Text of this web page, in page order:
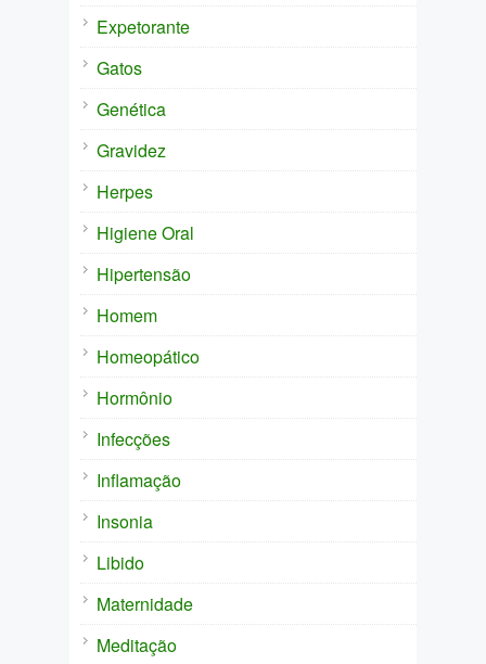
Expetorante
Gatos
Genética
Gravidez
Herpes
Higiene Oral
Hipertensão
Homem
Homeopático
Hormônio
Infecções
Inflamação
Insonia
Libido
Maternidade
Meditação